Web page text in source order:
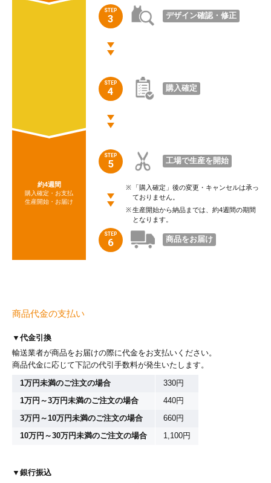
STEP
3 デザイン確認・修正
STEP
4 購入確定
STEP
5 工場で生産を開始
「購入確定」後の変更・キャンセルは承っ
ておりません。
生産開始から納品までは、約4週間の期間
となります。
STEP
6 商品をお届け
約4週間
購入確定・お支払
生産開始・お届け
商品代金の支払い
▼代金引換
輸送業者が商品をお届けの際に代金をお支払いください。
商品代金に応じて下記の代引手数料が発生いたします。
1万円未満のご注文の場合 330円
1万円～3万円未満のご注文の場合 440円
3万円～10万円未満のご注文の場合 660円
10万円～30万円未満のご注文の場合 1,100円
▼銀行振込